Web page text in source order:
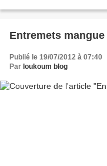
Entremets
Publié le 19/07/2012 à 07:40
Par loukoum blog